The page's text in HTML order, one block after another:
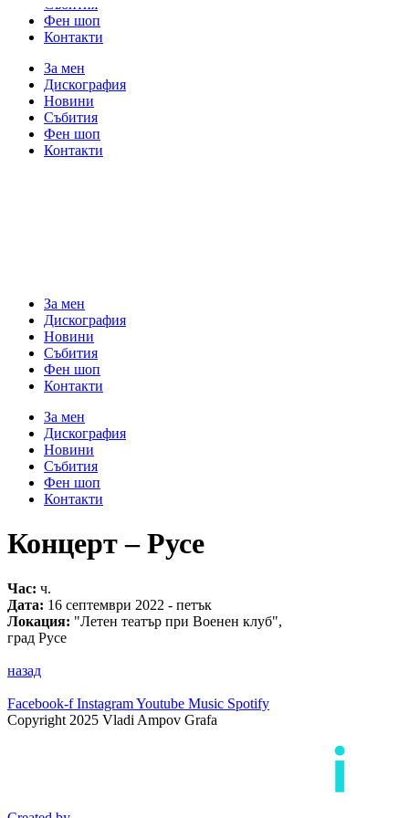
Събития
Фен шоп
Контакти
За мен
Дискография
Новини
Събития
Фен шоп
Контакти
За мен
Дискография
Новини
Събития
Фен шоп
Контакти
За мен
Дискография
Новини
Събития
Фен шоп
Контакти
Концерт – Русе
Час: ч.
Дата: 16 септември 2022 - петък
Локация: "Летен театър при Военен клуб",
град Русе
назад
Facebook-f InstagramYoutube Music Spotify
Copyright 2025 Vladi Ampov Grafa